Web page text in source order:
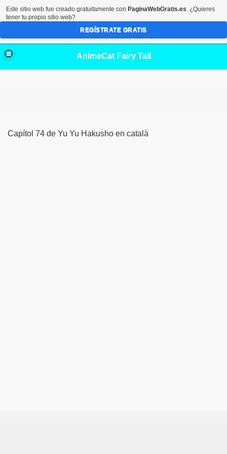
AnimeCat Fairy Tail
Capítol 74 de Yu Yu Hakusho en català
Este sitio web fue creado gratuitamente con PaginaWebGratis.es. ¿Quieres
tener tu propio sitio web?
REGÍSTRATE GRATIS